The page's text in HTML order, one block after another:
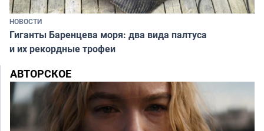
НОВОСТИ
Гиганты Баренцева моря: два вида палтуса
и их рекордные трофеи
АВТОРСКОЕ